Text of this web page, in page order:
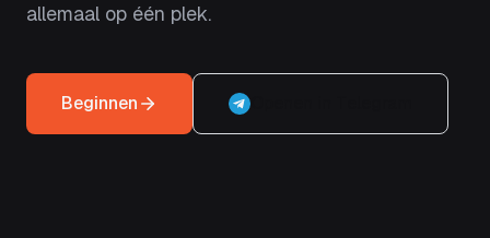
allemaal op één plek.
Beginnen